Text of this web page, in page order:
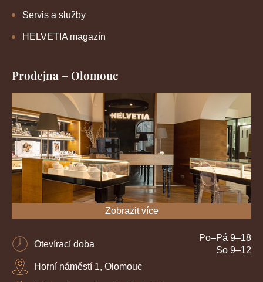
Servis a služby
HELVETIA magazín
Prodejna – Olomouc
Zobrazit více
Otevírací doba
Po–Pá 9–18
So 9–12
Horní náměstí 1, Olomouc